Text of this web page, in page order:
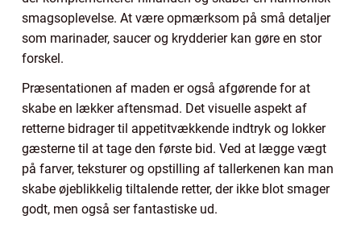
smagsoplevelse. At være opmærksom på små detaljer
som marinader, saucer og krydderier kan gøre en stor
forskel.
Præsentationen af maden er også afgørende for at
skabe en lækker aftensmad. Det visuelle aspekt af
retterne bidrager til appetitvækkende indtryk og lokker
gæsterne til at tage den første bid. Ved at lægge vægt
på farver, teksturer og opstilling af tallerkenen kan man
skabe øjeblikkelig tiltalende retter, der ikke blot smager
godt, men også ser fantastiske ud.